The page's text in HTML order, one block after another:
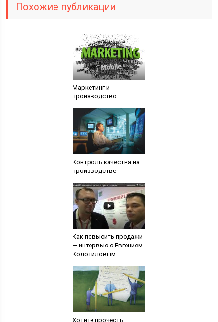
Похожие публикации
Маркетинг и
производство.
Контроль качества на
производстве
Как повысить продажи
— интервью с Евгением
Колотиловым.
Хотите прочесть